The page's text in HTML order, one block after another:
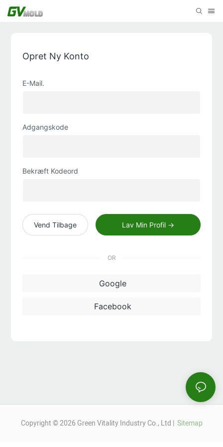
Opret Ny Konto
E-Mail.
Adgangskode
Bekræft Kodeord
Vend Tilbage Lav Min Profil →
OR
Google
Facebook
Copyright © 2026 Green Vitality Industry Co., Ltd | Sitemap